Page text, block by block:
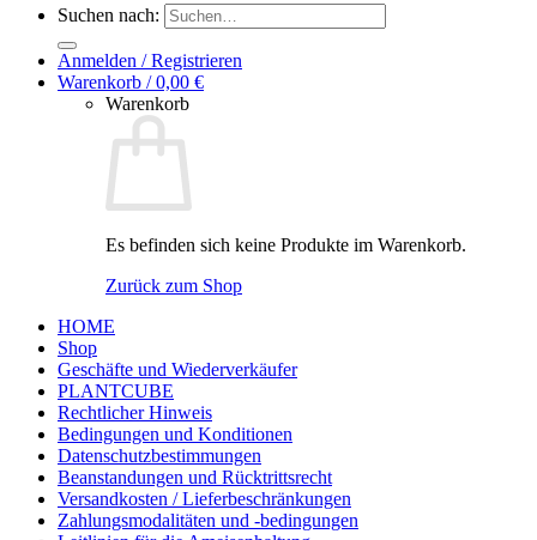
Suchen nach:
Anmelden / Registrieren
Warenkorb /0,00 €
Warenkorb
Es befinden sich keine Produkte im Warenkorb.
Zurück zum Shop
HOME
Shop
Geschäfte und Wiederverkäufer
PLANTCUBE
Rechtlicher Hinweis
Bedingungen und Konditionen
Datenschutzbestimmungen
Beanstandungen und Rücktrittsrecht
Versandkosten / Lieferbeschränkungen
Zahlungsmodalitäten und -bedingungen